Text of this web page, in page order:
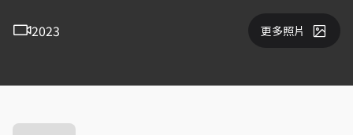
2023 更多照片